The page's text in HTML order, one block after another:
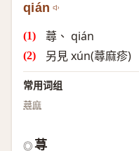
qián
蕁、 qián
另見 xún(蕁麻疹)
常用词组
蕁麻
◎ 荨